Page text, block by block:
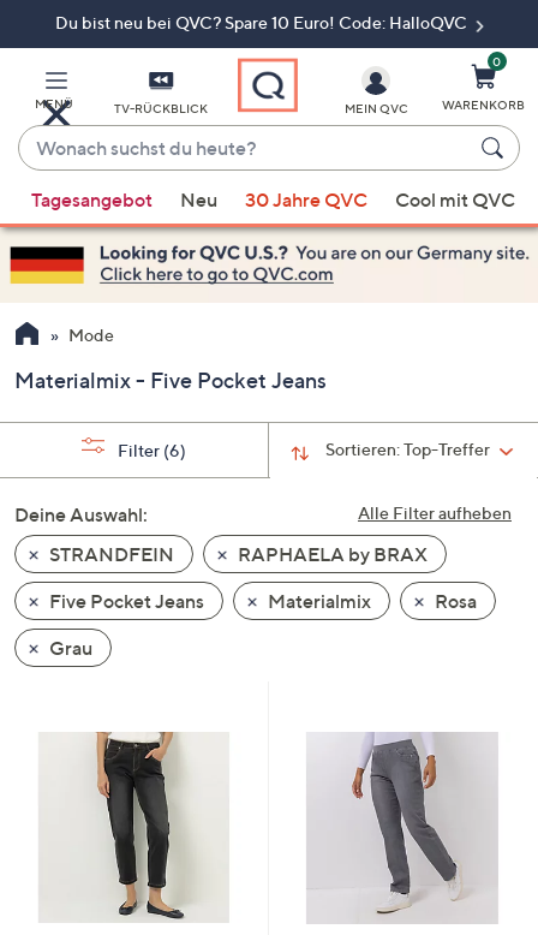
Du bist neu bei QVC? Spare 10 Euro! Code: HalloQVC
MENÜ TV-RÜCKBLICK
Wonach
suchst
du
heute?
Vorschläge
verfügbar
sind,
verwenden
Sie
Pfeiltasten
nach
und
nach
unten
oder
wischen
Sie
auf
nach
anzuzeigen.
MEIN QVC
0
WARENKORB
Tagesangebot Neu 30 Jahre QVC Cool mit QVC
Mode
Materialmix - Five Pocket Jeans
Sortieren:Top-Treffer
Filter (6)
Alle Filter aufheben
Deine Auswahl:
STRANDFEIN
RAPHAELA by BRAX
Five Pocket Jeans
Materialmix
Rosa
Grau